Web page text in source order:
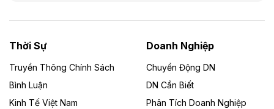
Dự án Nhà máy xử lý rác và phát điện Bắc Giang do
Công ty TNHH Năng lượng môi trường Bắc Giang làm
Theo vietnamfinance.vn
Thời Sự
Truyền Thông Chính Sách
Bình Luận
Kinh Tế Việt Nam
Doanh Nghiệp
Chuyển Động DN
DN Cần Biết
Phân Tích Doanh Nghiệp